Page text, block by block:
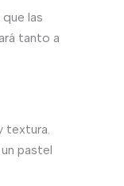
las
tanto a
textura.
pastel